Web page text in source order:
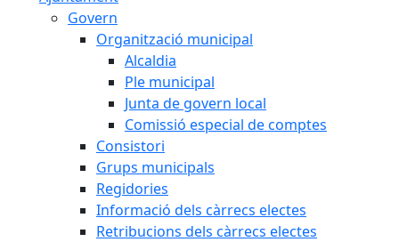
Govern
Organització municipal
Alcaldia
Ple municipal
Junta de govern local
Comissió especial de comptes
Consistori
Grups municipals
Regidories
Informació dels càrrecs electes
Retribucions dels càrrecs electes